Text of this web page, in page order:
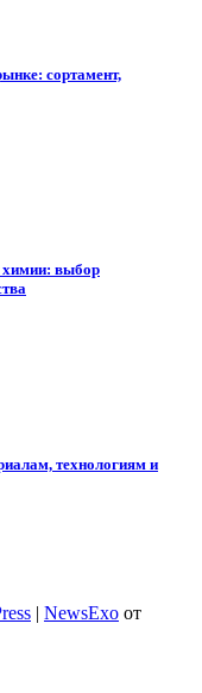
сортамент,
химии: выбор
технологиям и
NewsExo от